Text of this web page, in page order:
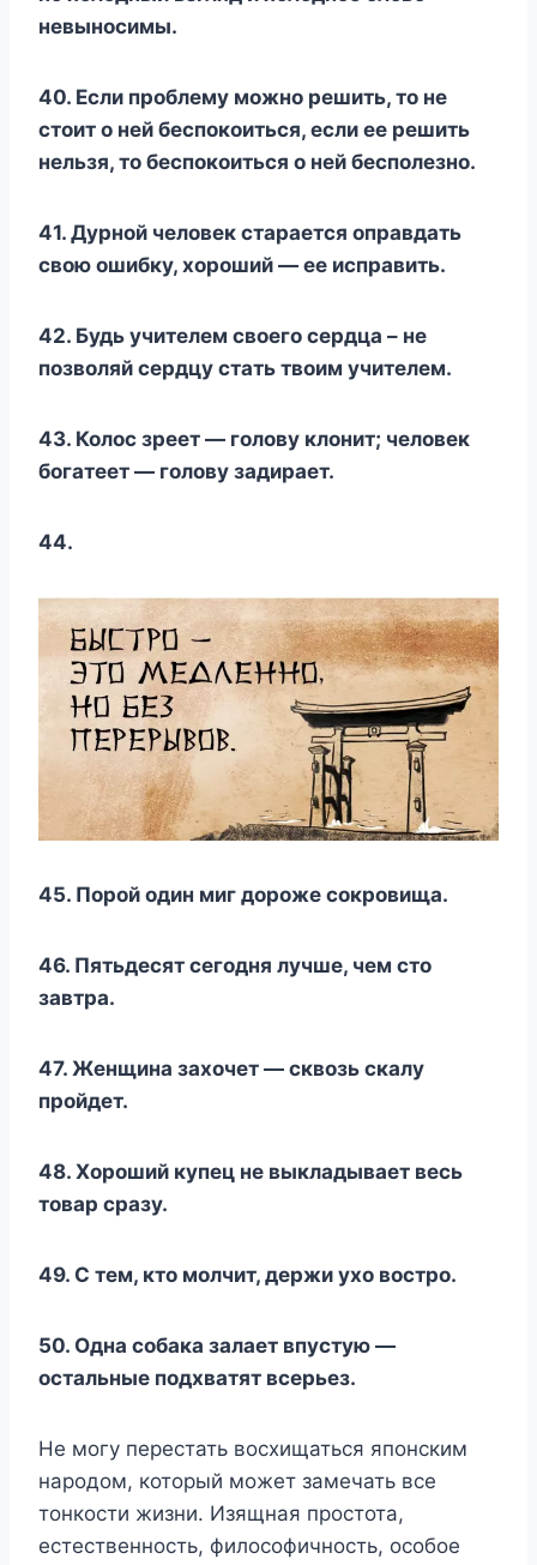
невыносимы.
40. Если проблему можно решить, то не
стоит о ней беспокоиться, если ее решить
нельзя, то беспокоиться о ней бесполезно.
41. Дурной человек старается оправдать
свою ошибку, хороший — ее исправить.
42. Будь учителем своего сердца – не
позволяй сердцу стать твоим учителем.
43. Колос зреет — голову клонит; человек
богатеет — голову задирает.
44.
45. Порой один миг дороже сокровища.
46. Пятьдесят сегодня лучше, чем сто
завтра.
47. Женщина захочет — сквозь скалу
пройдет.
48. Хороший купец не выкладывает весь
товар сразу.
49. С тем, кто молчит, держи ухо востро.
50. Одна собака залает впустую —
остальные подхватят всерьез.
Не могу перестать восхищаться японским
народом, который может замечать все
тонкости жизни. Изящная простота,
естественность, философичность, особое